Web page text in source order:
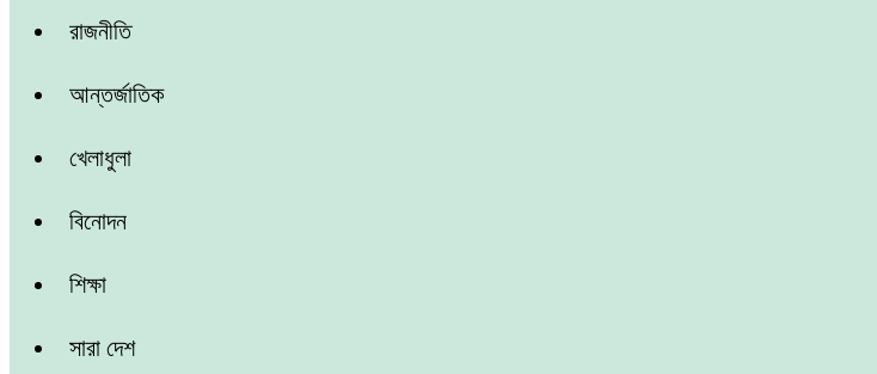
রাজনীতি
আন্তর্জাতিক
খেলাধুলা
বিনোদন
শিক্ষা
সারা দেশ